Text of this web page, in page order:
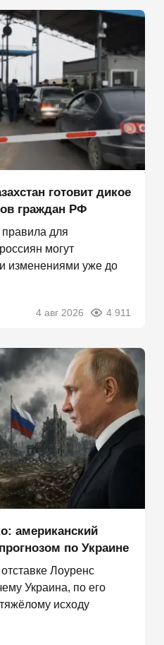
готовит дикое
граждан РФ
правила для
могут
изменениями уже до
4 авг 2026 4 911
американский
по Украине
Лоуренс
Украина, по его
исходу